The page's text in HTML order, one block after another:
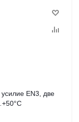
EN3, две